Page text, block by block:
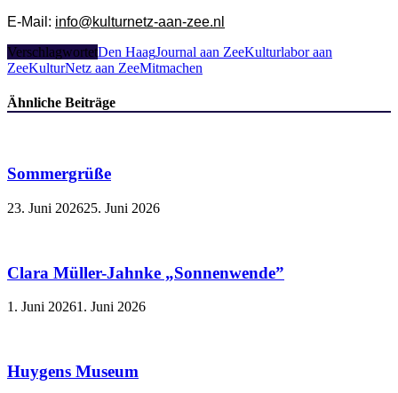
E-Mail: info@kulturnetz-aan-zee.nl
VerschlagwortetDen HaagJournal aan ZeeKulturlabor aan
ZeeKulturNetz aan ZeeMitmachen
Ähnliche Beiträge
Sommergrüße
23. Juni 202625. Juni 2026
Clara Müller-Jahnke „Sonnenwende”
1. Juni 20261. Juni 2026
Huygens Museum